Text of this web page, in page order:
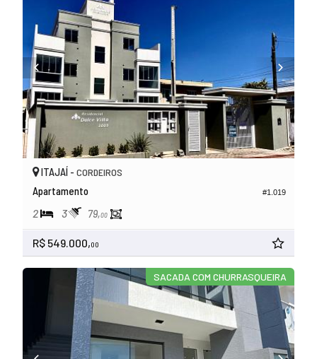
#1.019
ITAJAÍ - CORDEIROS
Apartamento
2 3 79,00
R$ 549.000,00
SACADA COM CHURRASQUEIRA